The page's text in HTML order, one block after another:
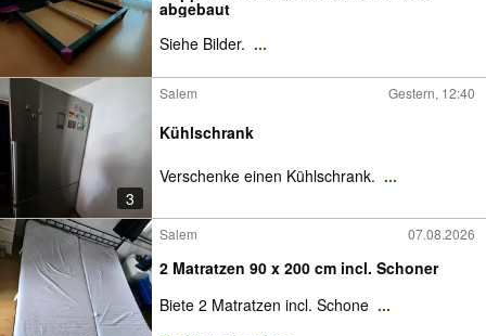
abgebaut
Siehe Bilder. ...
3
Salem Gestern, 12:40
Kühlschrank
Verschenke einen Kühlschrank. ...
Salem 07.08.2026
2 Matratzen 90 x 200 cm incl. Schoner
Biete 2 Matratzen incl. Schone ...